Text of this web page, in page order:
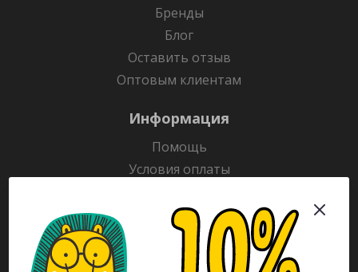
Бренды
Блог
Оставить отзыв
Оптовым клиентам
Информация
Помощь
Условия оплаты
Гарантия на товар
Раскраски
Рекламодателям